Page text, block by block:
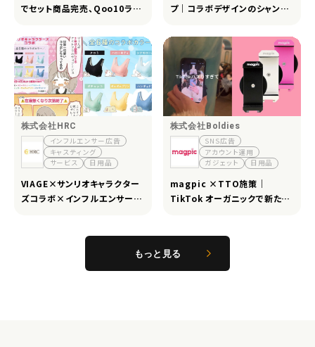
でセット商品完売、Qoo10ラン
プ｜コラボデザインのシャンプ
成功
株式会社HRC
インフルエンサー広告
キャスティング
サービス
日用品
VIAGE×サンリオキャラクター
ズコラボ×インフルエンサー｜
株式会社Boldies
SNS広告
アカウント運用
ガジェット
日用品
magpic ×TTO施策｜
TikTok オーガニックで新たな
もっと見る